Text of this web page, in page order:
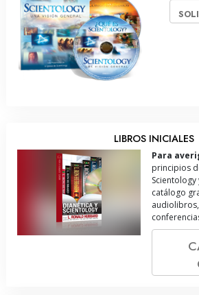
LIBROS INICIALES
Para
principios
Scientology
catálogo